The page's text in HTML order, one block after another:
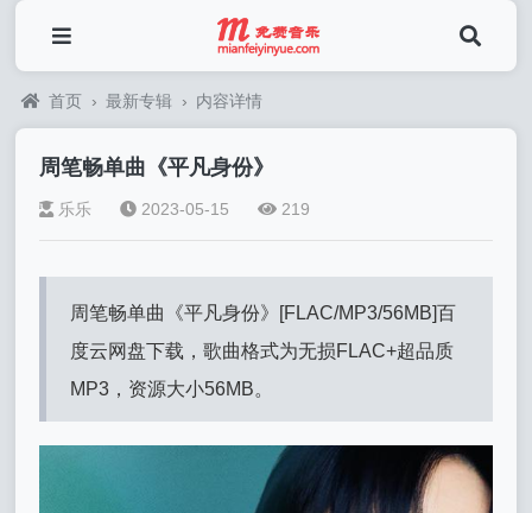
首页 › 最新专辑 › 内容详情
周笔畅单曲《平凡身份》
乐乐 2023-05-15 219
周笔畅单曲《平凡身份》[FLAC/MP3/56MB]百
度云网盘下载，歌曲格式为无损FLAC+超品质
MP3，资源大小56MB。